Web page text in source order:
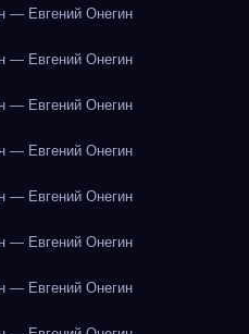
— Евгений Онегин
— Евгений Онегин
— Евгений Онегин
— Евгений Онегин
— Евгений Онегин
— Евгений Онегин
— Евгений Онегин